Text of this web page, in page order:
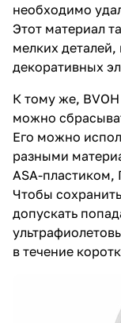
необходимо
Этот материал
мелких
декоративных
К тому же,
можно
Его можно
разными
ASA-
Чтобы
допускать
в течение